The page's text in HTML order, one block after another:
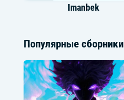
Imanbek
Популярные сборники